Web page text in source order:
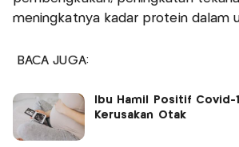
meningkatnya kadar protein dalam
BACA JUGA:
Ibu Hamil Positif Covid-
Kerusakan Otak